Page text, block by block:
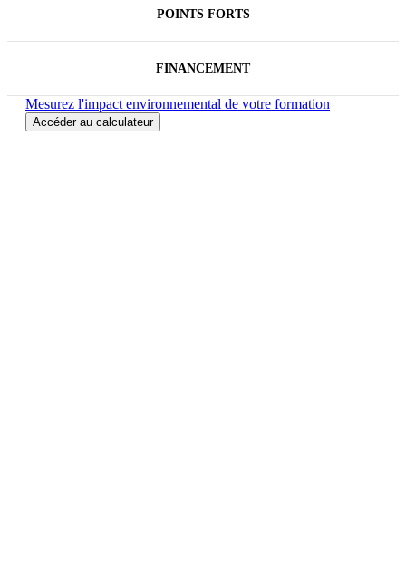
POINTS FORTS
FINANCEMENT
Mesurez l'impact environnemental de votre formation
Accéder au calculateur